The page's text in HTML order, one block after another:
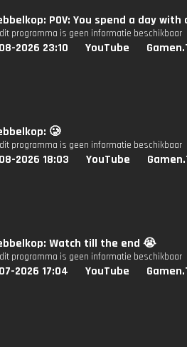
POV: You spend a day
programma is geen informatie beschikbaar
2026 23:10 YouTube
🥲
programma is geen informatie beschikbaar
2026 18:03 YouTube
Watch till the end 😭
programma is geen informatie beschikbaar
2026 17:04 YouTube